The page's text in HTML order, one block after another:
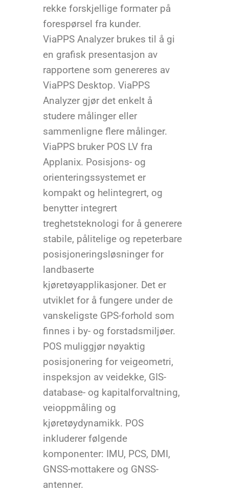
rekke forskjellige formater på
forespørsel fra kunder.
ViaPPS Analyzer brukes til å gi
en grafisk presentasjon av
rapportene som genereres av
ViaPPS Desktop. ViaPPS
Analyzer gjør det enkelt å
studere målinger eller
sammenligne flere målinger.
ViaPPS bruker POS LV fra
Applanix. Posisjons- og
orienteringssystemet er
kompakt og helintegrert, og
benytter integrert
treghetsteknologi for å generere
stabile, pålitelige og repeterbare
posisjoneringsløsninger for
landbaserte
kjøretøyapplikasjoner. Det er
utviklet for å fungere under de
vanskeligste GPS-forhold som
finnes i by- og forstadsmiljøer.
POS muliggjør nøyaktig
posisjonering for veigeometri,
inspeksjon av veidekke, GIS-
database- og kapitalforvaltning,
veioppmåling og
kjøretøydynamikk. POS
inkluderer følgende
komponenter: IMU, PCS, DMI,
GNSS-mottakere og GNSS-
antenner.